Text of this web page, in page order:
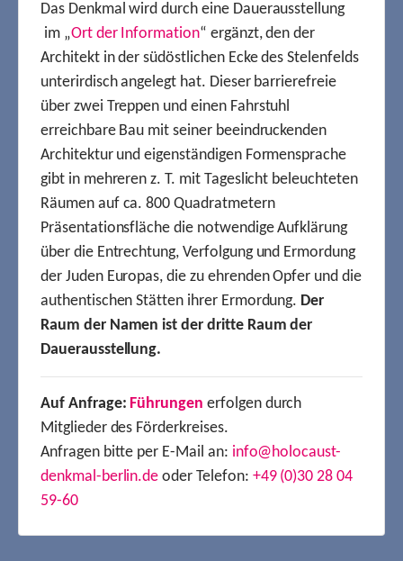
Das Denkmal wird durch eine Dauerausstellung
im „Ort der Information“ ergänzt, den der
Architekt in der südöstlichen Ecke des Stelenfelds
unterirdisch angelegt hat. Dieser barrierefreie
über zwei Treppen und einen Fahrstuhl
erreichbare Bau mit seiner beeindruckenden
Architektur und eigenständigen Formensprache
gibt in mehreren z. T. mit Tageslicht beleuchteten
Räumen auf ca. 800 Quadratmetern
Präsentationsfläche die notwendige Aufklärung
über die Entrechtung, Verfolgung und Ermordung
der Juden Europas, die zu ehrenden Opfer und die
authentischen Stätten ihrer Ermordung. Der
Raum der Namen ist der dritte Raum der
Dauerausstellung.
Auf Anfrage: Führungen erfolgen durch
Mitglieder des Förderkreises.
Anfragen bitte per E-Mail an: info@holocaust-
denkmal-berlin.de oder Telefon: +49 (0)30 28 04
59-60